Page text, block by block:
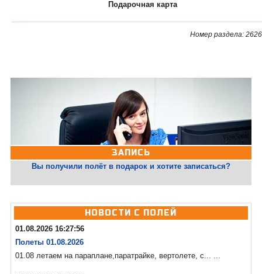
Подарочная карта
Номер раздела: 2626
ЗАПИСЬ
Вы получили полёт в подарок и хотите записаться?
НОВОСТИ С ПОЛЕЙ
01.08.2026 16:27:56
Полеты 01.08.2026
01.08 летаем на параплане,паратрайке, вертолете, с... ...